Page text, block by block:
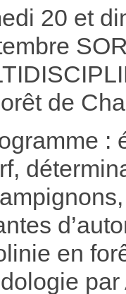
20 et
de
:
en
par